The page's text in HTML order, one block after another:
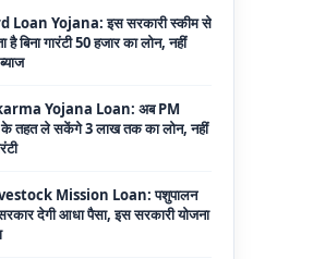
Yojana Loan: अब PM
के तहत ले सकेंगे 3 लाख तक का लोन, नहीं
Mission Loan: पशुपालन
देगी आधा पैसा, इस सरकारी योजना
Scheme: सरकार की इस स्कीम